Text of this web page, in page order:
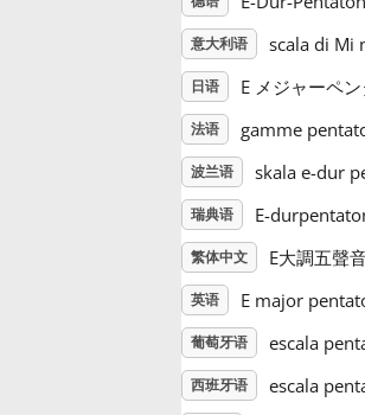
意大利语 scala di Mi
日语 E メジャーペ
法语 gamme
波兰语 skala e-dur
瑞典语 E-
繁体中文 E大調五聲
英语 E major
葡萄牙语 escala
西班牙语 escala